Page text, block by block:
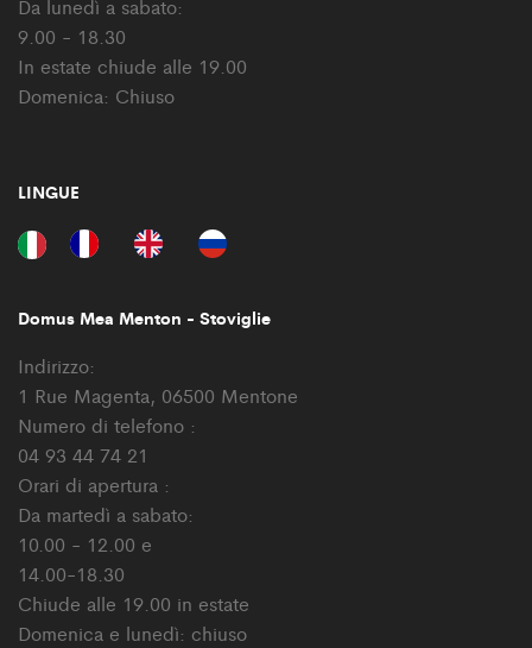
Da lunedì a sabato:
9.00 - 18.30
In estate chiude alle 19.00
Domenica: Chiuso
LINGUE
Domus Mea Menton - Stoviglie
Indirizzo:
1 Rue Magenta, 06500 Mentone
Numero di telefono :
04 93 44 74 21
Orari di apertura :
Da martedì a sabato:
10.00 - 12.00 e
14.00-18.30
Chiude alle 19.00 in estate
Domenica e lunedì: chiuso